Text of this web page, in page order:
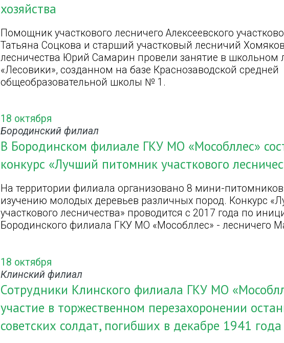
хозяйства
Помощник участкового лесничего Алексеевского
Татьяна Соцкова и старший участковый лесничий
лесничества Юрий Самарин провели занятие в школьном
«Лесовики», созданном на базе Краснозаводской средней
общеобразовательной школы № 1.
18 октября
Бородинский филиал
В Бородинском филиале ГКУ МО «Мособллес»
конкурс «Лучший питомник участкового
На территории филиала организовано 8 мини-
изучению молодых деревьев различных пород. Конкурс
участкового лесничества» проводится с 2017 года по
Бородинского филиала ГКУ МО «Мособллес» - лесничего
18 октября
Клинский филиал
Сотрудники Клинского филиала ГКУ МО
участие в торжественном перезахоронении
советских солдат, погибших в декабре 1941